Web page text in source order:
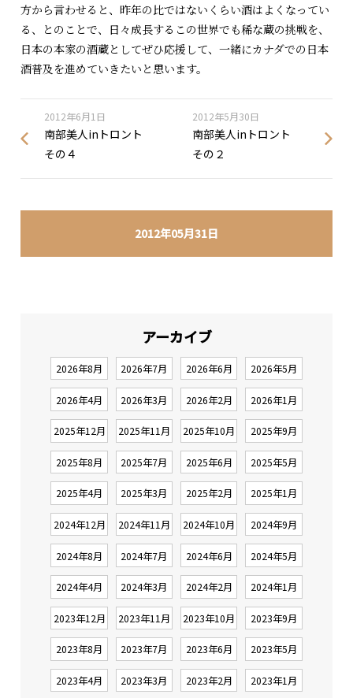
2012年05月31日
方から言わせると、昨年の比ではないくらい酒はよくなってい
る、とのことで、日々成長するこの世界でも稀な蔵の挑戦を、
日本の本家の酒蔵としてぜひ応援して、一緒にカナダでの日本
酒普及を進めていきたいと思います。
2012年6月1日
南部美人inトロント
その４
2012年5月30日
南部美人inトロント
その２
アーカイブ
2026年8月 2026年7月 2026年6月 2026年5月
2026年4月 2026年3月 2026年2月 2026年1月
2025年12月 2025年11月 2025年10月 2025年9月
2025年8月 2025年7月 2025年6月 2025年5月
2025年4月 2025年3月 2025年2月 2025年1月
2024年12月 2024年11月 2024年10月 2024年9月
2024年8月 2024年7月 2024年6月 2024年5月
2024年4月 2024年3月 2024年2月 2024年1月
2023年12月 2023年11月 2023年10月 2023年9月
2023年8月 2023年7月 2023年6月 2023年5月
2023年4月 2023年3月 2023年2月 2023年1月